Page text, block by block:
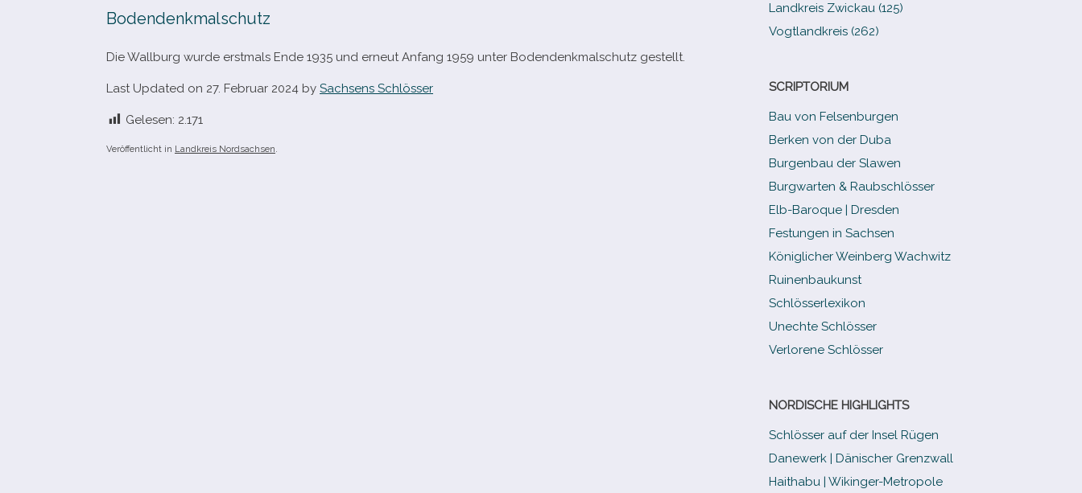
Bodendenkmalschutz
Die Wallburg wurde erst­mals Ende 1935 und erneut Anfang 1959 unter Bodendenkmalschutz gestellt.
Last Updated on 27. Februar 2024 by Sachsens Schlösser
Gelesen: 2.171
Veröffentlicht in Landkreis Nordsachsen
Landkreis Zwickau (125)
Vogtlandkreis (262)
SCRIPTORIUM
Bau von Felsenburgen
Berken von der Duba
Burgenbau der Slawen
Burgwarten & Raubschlösser
Elb-​Baroque | Dresden
Festungen in Sachsen
Königlicher Weinberg Wachwitz
Ruinenbaukunst
Schlösserlexikon
Unechte Schlösser
Verlorene Schlösser
NORDISCHE HIGHLIGHTS
Schlösser auf der Insel Rügen
Danewerk | Dänischer Grenzwall
Haithabu | Wikinger-Metropole